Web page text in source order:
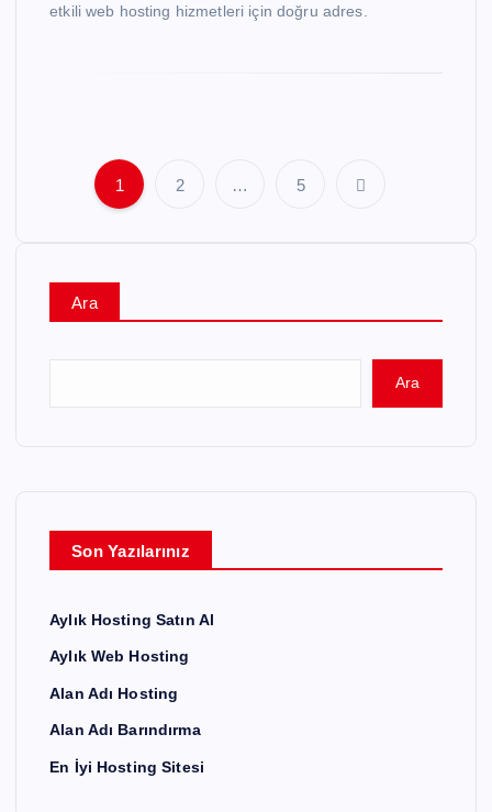
etkili web hosting hizmetleri için doğru adres.
z
f
1 2 … 5
Ara
Ara
Son Yazılarınız
Aylık Hosting Satın Al
Aylık Web Hosting
Alan Adı Hosting
Alan Adı Barındırma
En İyi Hosting Sitesi